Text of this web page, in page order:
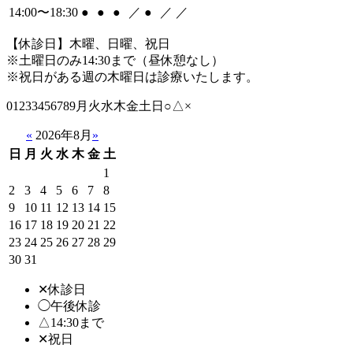
14:00〜18:30 ● ● ● ／ ● ／ ／
【休診日】木曜、日曜、祝日
※土曜日のみ14:30まで（昼休憩なし）
※祝日がある週の木曜日は診療いたします。
01233456789月火水木金土日○△×
« 2026年8月 »
日
月 火 水 木 金 土
1
2
3 4 5 6 7
8
9
10 11 12 13 14 15
16 17 18 19 20 21 22
23 24 25 26 27 28 29
30 31
✕休診日
◯午後休診
△14:30まで
✕祝日